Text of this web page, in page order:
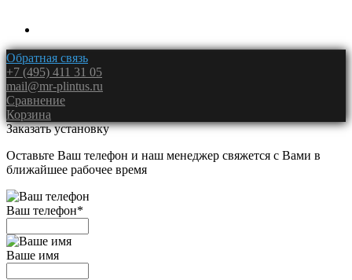
Обратная связь
+7 (495) 411 31 05
mail@mr-plintus.ru
Сравнение
Корзина
Заказать установку
Оставьте Ваш телефон и наш менеджер свяжется с Вами в
ближайшее рабочее время
Ваш телефон*
Ваше имя